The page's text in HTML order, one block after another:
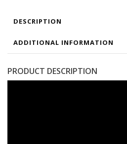
DESCRIPTION
ADDITIONAL INFORMATION
PRODUCT DESCRIPTION